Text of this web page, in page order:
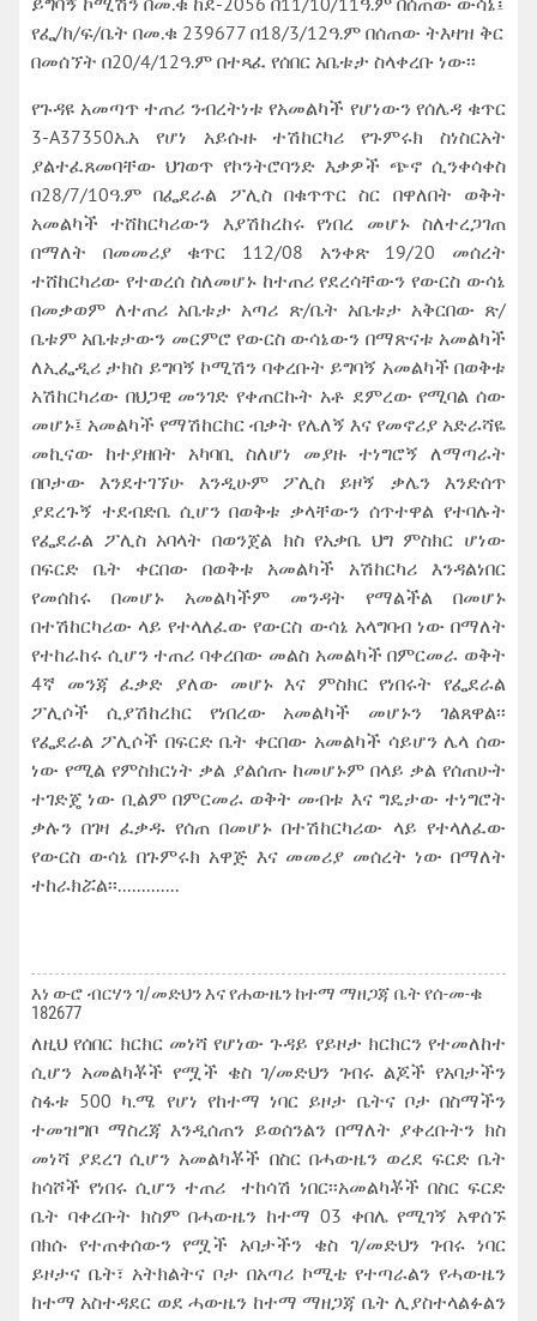
የፌ/ከ/ፍ/ቤት በመ.ቁ 239677 በ18/3/12ዓ.ም በሰጠው ትእዛዝ ቅር
በመሰኘት በ20/4/12ዓ.ም በተጻፈ የሰበር አቤቱታ ስላቀረቡ ነው፡፡
የጉዳዩ አመጣጥ ተጠሪ ንብረትነቱ የአመልካች የሆነውን የሰሌዳ ቁጥር
3-A37350አ.አ የሆነ አይሱዙ ተሽከርካሪ የጉምሩክ ስነስርአት
ያልተፈጸመባቸው ህገወጥ የኮንትሮባንድ እቃዎች ጭኖ ሲንቀሳቀስ
በ28/7/10ዓ.ም በፌደራል ፖሊስ በቁጥጥር ስር በዋለበት ወቅት
አመልካች ተሸከርካሪውን እያሽከረከሩ የነበረ መሆኑ ስለተረጋገጠ
በማለት በመመሪያ ቁጥር 112/08 አንቀጽ 19/20 መሰረት
ተሸከርካሪው የተወረሰ ስለመሆኑ ከተጠሪ የደረሳቸውን የውርስ ውሳኔ
በመቃወም ለተጠሪ አቤቱታ አጣሪ ጽ/ቤት አቤቱታ አቅርበው ጽ/
ቤቱም አቤቱታውን መርምሮ የውርስ ውሳኔውን በማጽናቱ አመልካች
ለኢፌዲሪ ታክስ ይግባኝ ኮሚሽን ባቀረቡት ይግባኝ አመልካች በወቅቱ
አሽከርካሪው በህጋዊ መንገድ የቀጠርኩት አቶ ደምረው የሚባል ሰው
መሆኑ፤ አመልካች የማሽከርከር ብቃት የሌለኝ እና የመኖሪያ አድራሻዬ
መኪናው ከተያዘበት አካባቢ ስለሆነ መያዙ ተነግሮኝ ለማጣራት
በቦታው እንደተገኘሁ እንዲሁም ፖሊስ ይዞኝ ቃሌን እንድሰጥ
ያደረጉኝ ተደብድቤ ሲሆን በወቅቱ ቃላቸውን ሰጥተዋል የተባሉት
የፌደራል ፖሊስ አባላት በወንጀል ክስ የአቃቤ ህግ ምስክር ሆነው
በፍርድ ቤት ቀርበው በወቅቱ አመልካች አሽከርካሪ እንዳልነበር
የመሰከሩ በመሆኑ አመልካችም መንዳት የማልችል በመሆኑ
በተሽከርካሪው ላይ የተላለፈው የውርስ ውሳኔ አላግባብ ነው በማለት
የተከራከሩ ሲሆን ተጠሪ ባቀረበው መልስ አመልካች በምርመራ ወቅት
4ኛ መንጃ ፈቃድ ያለው መሆኑ እና ምስክር የነበሩት የፌደራል
ፖሊሶች ሲያሽከረክር የነበረው አመልካች መሆኑን ገልጸዋል፡፡
የፌደራል ፖሊሶች በፍርድ ቤት ቀርበው አመልካች ሳይሆን ሌላ ሰው
ነው የሚል የምስክርነት ቃል ያልሰጡ ከመሆኑም በላይ ቃል የሰጠሁት
ተገድጄ ነው ቢልም በምርመራ ወቅት መብቱ እና ግዴታው ተነግሮት
ቃሉን በገዛ ፈቃዱ የሰጠ በመሆኑ በተሽከርካሪው ላይ የተላለፈው
የውርስ ውሳኔ በጉምሩክ አዋጅ እና መመሪያ መሰረት ነው በማለት
ተከራክሯል፡፡.............
እነ ወ-ሮ ብርሃን ገ/መድህን እና የሐውዜን ከተማ ማዘጋጃ ቤት የሰ-መ-ቁ
182677
ለዚህ የሰበር ክርክር መነሻ የሆነው ጉዳይ የይዞታ ክርክርን የተመለከተ
ሲሆን አመልካቾች የሟች ቄስ ገ/መድህን ገብሩ ልጆች የአባታችን
ስፋቱ 500 ካ.ሜ የሆነ የከተማ ነባር ይዞታ ቤትና ቦታ በስማችን
ተመዝግቦ ማስረጃ እንዲሰጠን ይወሰንልን በማለት ያቀረቡትን ክስ
መነሻ ያደረገ ሲሆን አመልካቾች በስር በሓውዜን ወረደ ፍርድ ቤት
ከሳሾች የነበሩ ሲሆን ተጠሪ ተከሳሽ ነበር፡፡አመልካቾች በስር ፍርድ
ቤት ባቀረቡት ክስም በሓውዜን ከተማ 03 ቀበሌ የሚገኝ አዋሰኙ
በክሱ የተጠቀሰውን የሟች አባታችን ቄስ ገ/መድህን ገብሩ ነባር
ይዞታና ቤት፣ አትክልትና ቦታ በአጣሪ ኮሚቴ የተጣራልን የሓውዜን
ከተማ አስተዳደር ወደ ሓውዜን ከተማ ማዘጋጃ ቤት ሊያስተላልፉልን